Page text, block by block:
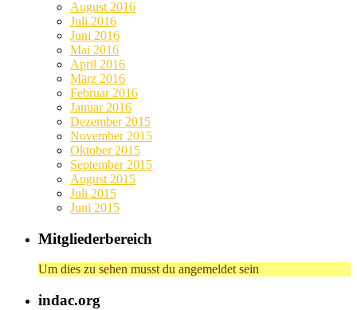
August 2016
Juli 2016
Juni 2016
Mai 2016
April 2016
März 2016
Februar 2016
Januar 2016
Dezember 2015
November 2015
Oktober 2015
September 2015
August 2015
Juli 2015
Juni 2015
Mitgliederbereich
Um dies zu sehen musst du angemeldet sein
indac.org